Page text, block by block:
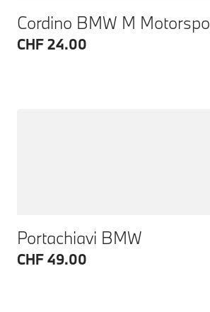
Cordino BMW M
CHF 24.00
Portachiavi BMW
CHF 49.00